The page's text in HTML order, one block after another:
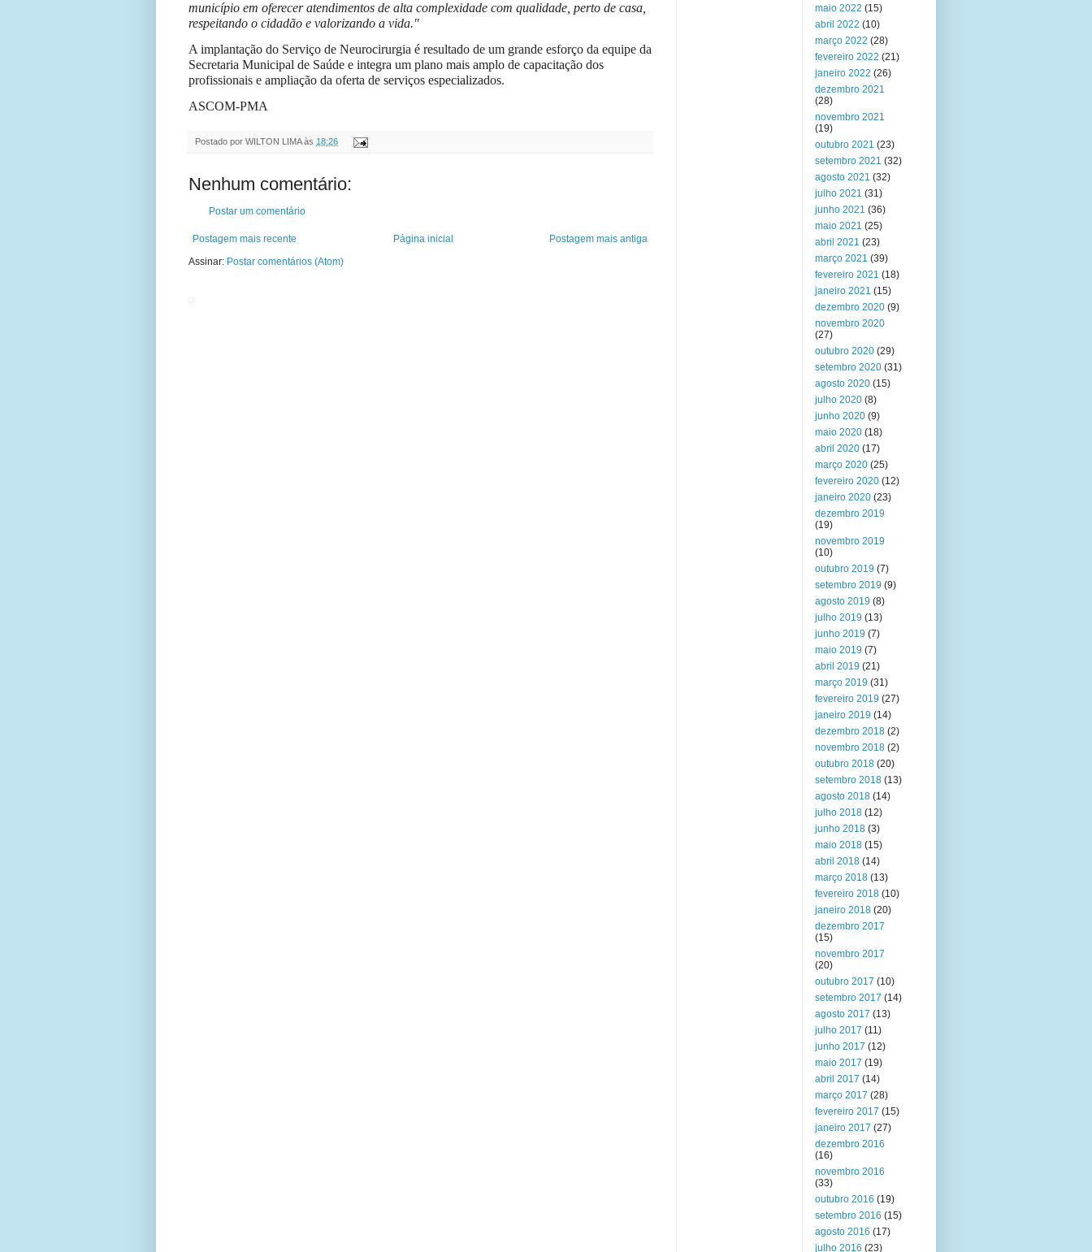
município em oferecer atendimentos de alta complexidade com qualidade, perto de casa,
respeitando o cidadão e valorizando a vida."
A implantação do Serviço de Neurocirurgia é resultado de um grande esforço da equipe da
Secretaria Municipal de Saúde e integra um plano mais amplo de capacitação dos
profissionais e ampliação da oferta de serviços especializados.
ASCOM-PMA
Postado por WILTON LIMA às 18:26
Nenhum comentário:
Postar um comentário
Postagem mais recente Postagem mais antiga
Página inicial
Assinar: Postar comentários (Atom)
maio 2022 (15)
abril 2022 (10)
março 2022 (28)
fevereiro 2022 (21)
janeiro 2022 (26)
dezembro 2021
(28)
novembro 2021
(19)
outubro 2021 (23)
setembro 2021 (32)
agosto 2021 (32)
julho 2021 (31)
junho 2021 (36)
maio 2021 (25)
abril 2021 (23)
março 2021 (39)
fevereiro 2021 (18)
janeiro 2021 (15)
dezembro 2020 (9)
novembro 2020
(27)
outubro 2020 (29)
setembro 2020 (31)
agosto 2020 (15)
julho 2020 (8)
junho 2020 (9)
maio 2020 (18)
abril 2020 (17)
março 2020 (25)
fevereiro 2020 (12)
janeiro 2020 (23)
dezembro 2019
(19)
novembro 2019
(10)
outubro 2019 (7)
setembro 2019 (9)
agosto 2019 (8)
julho 2019 (13)
junho 2019 (7)
maio 2019 (7)
abril 2019 (21)
março 2019 (31)
fevereiro 2019 (27)
janeiro 2019 (14)
dezembro 2018 (2)
novembro 2018 (2)
outubro 2018 (20)
setembro 2018 (13)
agosto 2018 (14)
julho 2018 (12)
junho 2018 (3)
maio 2018 (15)
abril 2018 (14)
março 2018 (13)
fevereiro 2018 (10)
janeiro 2018 (20)
dezembro 2017
(15)
novembro 2017
(20)
outubro 2017 (10)
setembro 2017 (14)
agosto 2017 (13)
julho 2017 (11)
junho 2017 (12)
maio 2017 (19)
abril 2017 (14)
março 2017 (28)
fevereiro 2017 (15)
janeiro 2017 (27)
dezembro 2016
(16)
novembro 2016
(33)
outubro 2016 (19)
setembro 2016 (15)
agosto 2016 (17)
julho 2016 (23)